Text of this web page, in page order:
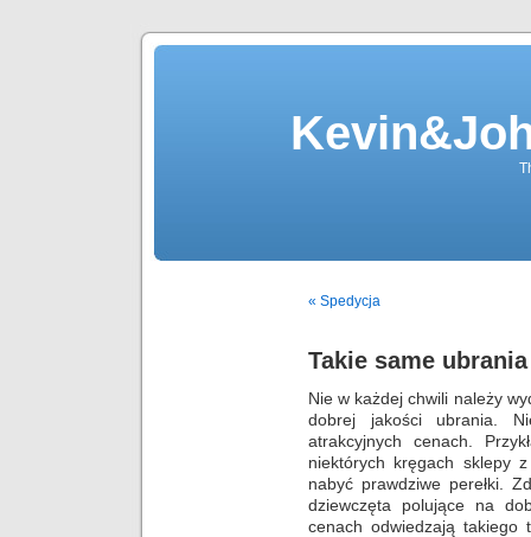
« Spedycja
Takie same
Nie w każdej chwili należy
dobrej jakości ubrania.
atrakcyjnych cenach.
niektórych kręgach sklepy
nabyć prawdziwe perełki.
dziewczęta polujące na
cenach odwiedzają takiego